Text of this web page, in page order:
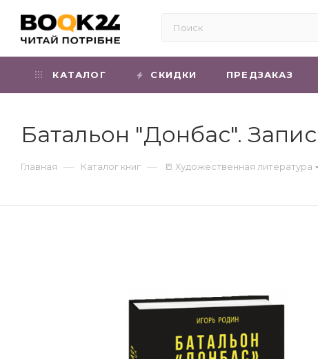
КАТАЛОГ СКИДКИ ПРЕДЗАКАЗ
Батальон "Донбас".
Главная — Каталог книг — 📒 Художественная литература